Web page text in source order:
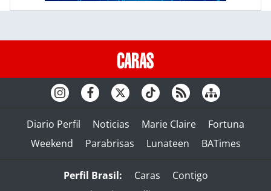
Diario Perfil Noticias Marie Claire
Fortuna
Weekend
Parabrisas Lunateen BATimes
Perfil Brasil: Caras
Contigo